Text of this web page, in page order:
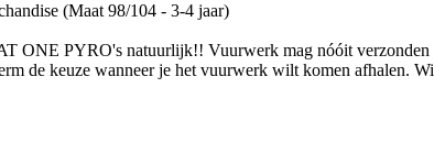
(Maat 98/104 - 3-4 jaar)
ONE PYRO's natuurlijk!! Vuurwerk mag nóóit verzonden
de keuze wanneer je het vuurwerk wilt komen afhalen.